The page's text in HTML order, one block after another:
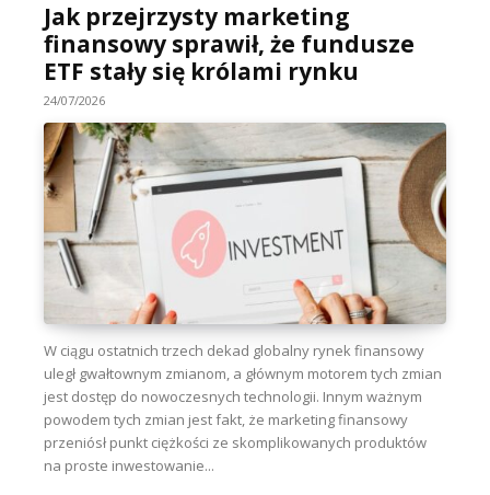
Jak przejrzysty marketing
finansowy sprawił, że fundusze
ETF stały się królami rynku
24/07/2026
W ciągu ostatnich trzech dekad globalny rynek finansowy
uległ gwałtownym zmianom, a głównym motorem tych zmian
jest dostęp do nowoczesnych technologii. Innym ważnym
powodem tych zmian jest fakt, że marketing finansowy
przeniósł punkt ciężkości ze skomplikowanych produktów
na proste inwestowanie...